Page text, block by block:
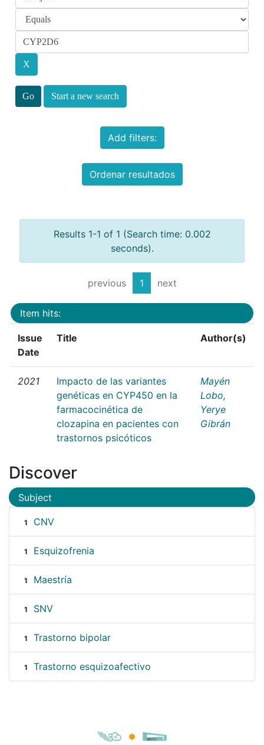
Start a new search
Add filters:
Ordenar resultados
Results 1-1 of 1 (Search time: 0.002
seconds).
previous 1 next
Item hits:
Issue
Date
Title Author(s)
2021
Impacto de las variantes
genéticas en CYP450 en la
farmacocinética de
clozapina en pacientes con
trastornos psicóticos
Mayén
Lobo,
Yerye
Gibrán
Discover
Subject
1 CNV
1 Esquizofrenia
1 Maestría
1 SNV
1 Trastorno bipolar
1 Trastorno esquizoafectivo